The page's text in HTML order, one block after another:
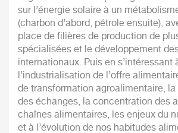
sur l’énergie solaire à un
(charbon d’abord, pétrole ensuite),
place de filières de production de
spécialisées et le développement
internationaux. Puis en s’intéressant
l’industrialisation de l’offre
de transformation agroalimentaire,
des échanges, la concentration des
chaînes alimentaires, les enjeux du
et à l’évolution de nos habitudes